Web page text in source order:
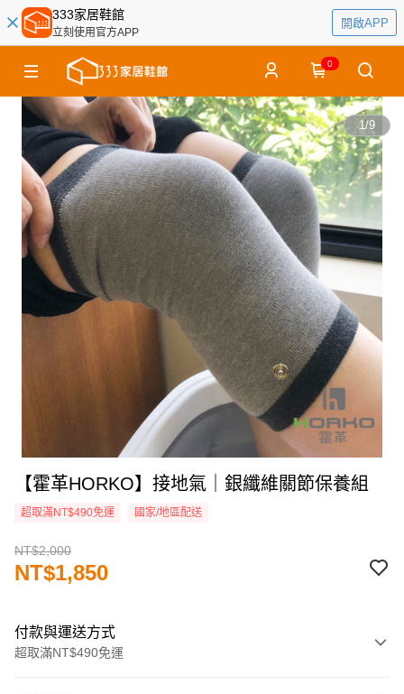
333家居鞋館
立刻使用官方APP
開啟APP
0
1/9
【霍革HORKO】接地氣｜銀纖維關節保養組
超取滿NT$490免運 國家/地區配送
NT$2,000
NT$1,850
付款與運送方式
超取滿NT$490免運